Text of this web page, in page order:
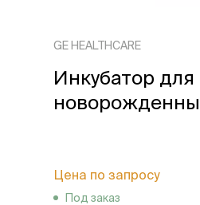
GE HEALTHCARE
Инкубатор для
Цена по запросу
Под заказ